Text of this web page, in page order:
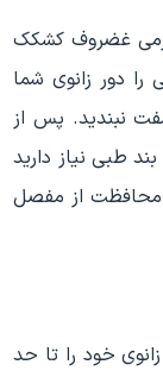
غضروف کشکک
را دور زانوی شما
نبندید. پس از
طبی نیاز دارید
محافظت از مفصل
خود را تا حد